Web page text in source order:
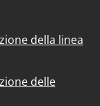
della linea
delle